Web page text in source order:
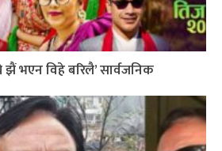
झैं भएन विहे बरिलै’ सार्वजनिक